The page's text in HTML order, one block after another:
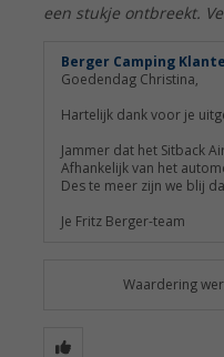
een stukje ontbreekt.
Berger Camping
Goedendag Christina,
Hartelijk dank voor je
Jammer dat het Sitback
Afhankelijk van het
Des te meer zijn we blij
Je Fritz Berger-team
Waardering